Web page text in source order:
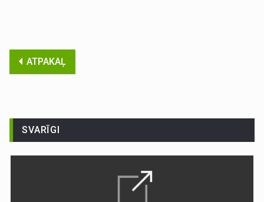
ATPAKAĻ
SVARĪGI